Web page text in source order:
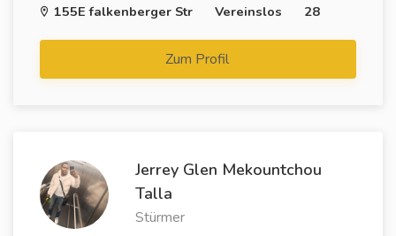
155E falkenberger Str
Vereinslos
28
Zum Profil
Jerrey Glen Mekountchou
Talla
Stürmer